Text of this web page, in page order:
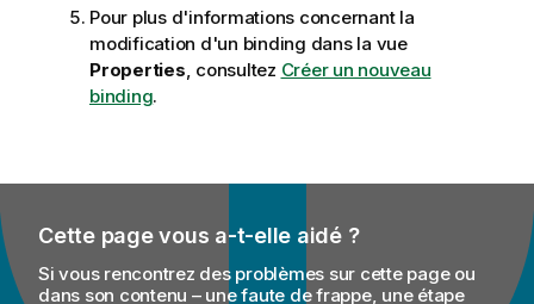
Pour plus d'informations concernant la
modification d'un binding dans la vue
Properties, consultez Créer un nouveau
binding.
Cette page vous a-t-elle aidé ?
Si vous rencontrez des problèmes sur cette page ou
dans son contenu – une faute de frappe, une étape